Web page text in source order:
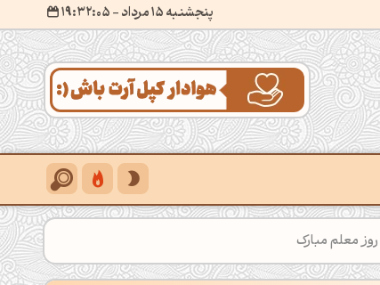
پنجشنبه 15 مرداد - ۱۹:۳۲:۰۷
روز معلم مبارک